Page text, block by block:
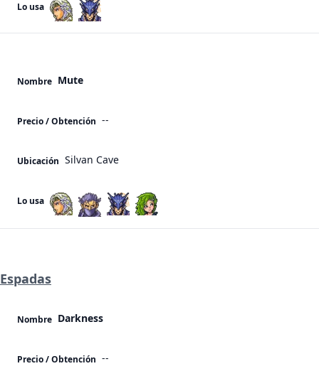
Lo usa
Nombre Mute
Precio / Obtención --
Ubicación Silvan Cave
Lo usa
Espadas
Nombre Darkness
Precio / Obtención --